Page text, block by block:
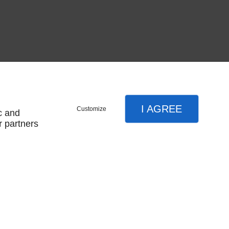
and
partners
Customize I AGREE